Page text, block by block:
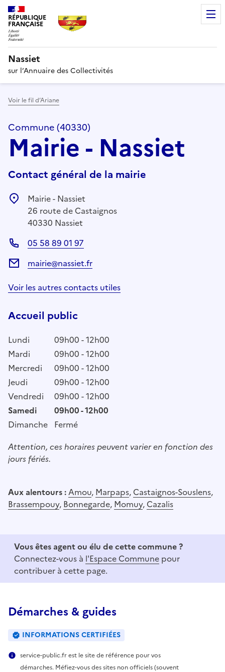
RÉPUBLIQUE
FRANÇAISE
Nassiet
sur l’Annuaire des Collectivités
Voir le fil d’Ariane
Commune (40330)
Mairie - Nassiet
Contact général de la mairie
Mairie - Nassiet
26 route de Castaignos
40330 Nassiet
05 58 89 01 97
mairie@nassiet.fr
Voir les autres contacts utiles
Accueil public
Lundi
09h00 - 12h00
Mardi
09h00 - 12h00
Mercredi
09h00 - 12h00
Jeudi
09h00 - 12h00
Vendredi
09h00 - 12h00
Samedi
09h00 - 12h00
Dimanche Fermé
Attention, ces horaires peuvent varier en fonction des
jours fériés.
Aux alentours :Amou, Marpaps, Castaignos-Souslens,
Brassempouy, Bonnegarde, Momuy, Cazalis
Vous êtes agent ou élu de cette commune ?
Connectez-vous à l'Espace Commune pour
contribuer à cette page.
Démarches & guides
INFORMATIONS CERTIFIÉES
service-public.fr est le site de référence pour vos
démarches. Méfiez-vous des sites non officiels (souvent